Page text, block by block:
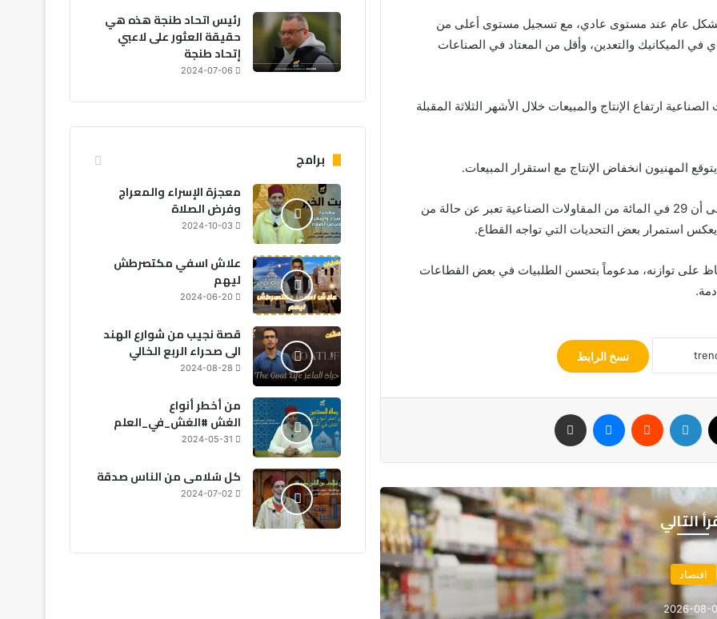
بشكل عام عند مستوى عادي، مع تسجيل مستوى أعلى من
في الميكانيك والتعدين، وأقل من المعتاد في الصناعات
ارتفاع الإنتاج والمبيعات خلال الأشهر الثلاثة المقبلة
المهنيون انخفاض الإنتاج مع استقرار المبيعات.
ورغم المؤشرات الإيجابية المسجلة، أشار الاستقصاء إلى أن 29 في المائة من المقاولات الصناعية تعبر عن حالة من
يعكس استمرار بعض التحديات التي تواجه القطاع.
على توازنه، مدعوماً بتحسن الطلبيات في بعض القطاعات
نسخ الرابط
لينكدإن ماسنجر
التالي
اقتصاد
2026-08-
رئيس اتحاد طنجة هذه هي
حقيقة العثور على لاعبي
إتحاد طنجة
2024-07-06
برامج
معجزة الإسراء والمعراج
وفرض الصلاة
2024-10-03
علاش اسفي مكتصرطش
ليهم
2024-06-20
قصة نجيب من شوارع الهند
الى صحراء الربع الخالي
2024-08-28
من أخطر أنواع
الغش #الغش_في_العلم
2024-05-31
كل سُلامى من الناس صدقة
2024-07-02